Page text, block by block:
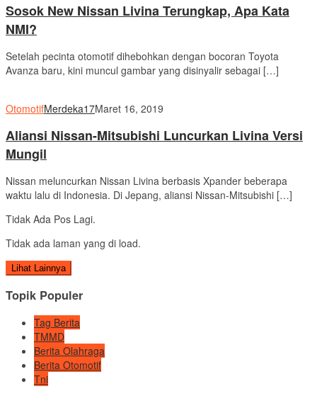
Sosok New Nissan Livina Terungkap, Apa Kata
NMI?
Setelah pecinta otomotif dihebohkan dengan bocoran Toyota
Avanza baru, kini muncul gambar yang disinyalir sebagai […]
OtomotifMerdeka17Maret 16, 2019
Aliansi Nissan-Mitsubishi Luncurkan Livina Versi
Mungil
Nissan meluncurkan Nissan Livina berbasis Xpander beberapa
waktu lalu di Indonesia. Di Jepang, aliansi Nissan-Mitsubishi […]
Tidak Ada Pos Lagi.
Tidak ada laman yang di load.
Lihat Lainnya
Topik Populer
Tag Berita
TMMD
Berita Olahraga
Berita Otomotif
Tni